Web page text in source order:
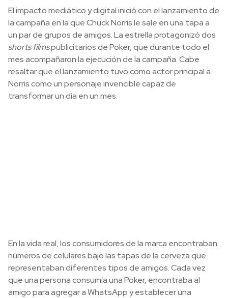
El impacto mediático y digital inició con el lanzamiento de
la campaña en la que Chuck Norris le sale en una tapa a
un par de grupos de amigos. La estrella protagonizó dos
shorts filmspublicitarios de Poker, que durante todo el
mes acompañaron la ejecución de la campaña. Cabe
resaltar que el lanzamiento tuvo como actor principal a
Norris como un personaje invencible capaz de
transformar un día en un mes.
En la vida real, los consumidores de la marca encontraban
números de celulares bajo las tapas de la cerveza que
representaban diferentes tipos de amigos. Cada vez
que una persona consumía una Poker, encontraba al
amigo para agregar a WhatsApp y establecer una